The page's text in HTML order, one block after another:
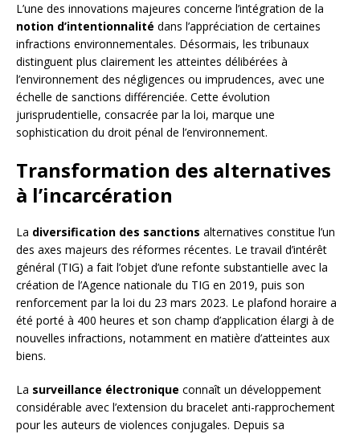
L’une des innovations majeures concerne l’intégration de la
notion d’intentionnalité dans l’appréciation de certaines
infractions environnementales. Désormais, les tribunaux
distinguent plus clairement les atteintes délibérées à
l’environnement des négligences ou imprudences, avec une
échelle de sanctions différenciée. Cette évolution
jurisprudentielle, consacrée par la loi, marque une
sophistication du droit pénal de l’environnement.
Transformation des alternatives
à l’incarcération
La diversification des sanctions alternatives constitue l’un
des axes majeurs des réformes récentes. Le travail d’intérêt
général (TIG) a fait l’objet d’une refonte substantielle avec la
création de l’Agence nationale du TIG en 2019, puis son
renforcement par la loi du 23 mars 2023. Le plafond horaire a
été porté à 400 heures et son champ d’application élargi à de
nouvelles infractions, notamment en matière d’atteintes aux
biens.
La surveillance électronique connaît un développement
considérable avec l’extension du bracelet anti-rapprochement
pour les auteurs de violences conjugales. Depuis sa